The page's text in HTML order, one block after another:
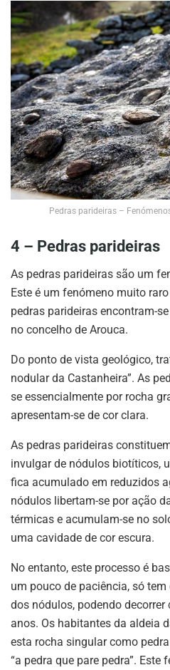
Pedras parideiras –
4 – Pedras parideiras
As pedras parideiras são um
Este é um fenómeno muito
pedras parideiras encontram-
no concelho de Arouca.
Do ponto de vista geológico,
nodular da Castanheira”. As
se essencialmente por rocha
apresentam-se de cor clara.
As pedras parideiras
invulgar de nódulos biotíticos,
fica acumulado em reduzidos
nódulos libertam-se por ação
térmicas e acumulam-se no
uma cavidade de cor escura.
No entanto, este processo é
um pouco de paciência, só
dos nódulos, podendo
anos. Os habitantes da aldeia
esta rocha singular como
“a pedra que pare pedra”.